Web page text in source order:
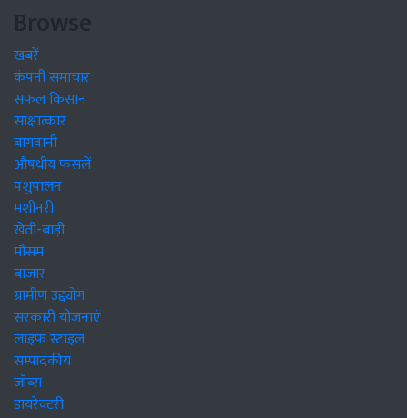
Browse
खबरें
कंपनी समाचार
सफल किसान
साक्षात्कार
बागवानी
औषधीय फसलें
पशुपालन
मशीनरी
खेती-बाड़ी
मौसम
बाजार
ग्रामीण उद्द्योग
सरकारी योजनाएं
लाइफ स्टाइल
सम्पादकीय
जॉब्स
डायरेक्टरी